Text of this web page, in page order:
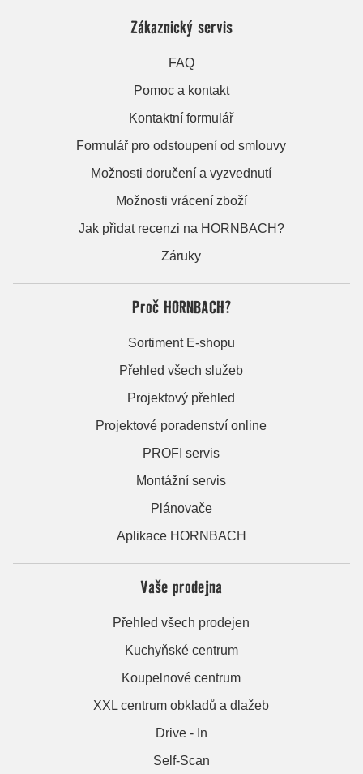
Zákaznický servis
FAQ
Pomoc a kontakt
Kontaktní formulář
Formulář pro odstoupení od smlouvy
Možnosti doručení a vyzvednutí
Možnosti vrácení zboží
Jak přidat recenzi na HORNBACH?
Záruky
Proč HORNBACH?
Sortiment E-shopu
Přehled všech služeb
Projektový přehled
Projektové poradenství online
PROFI servis
Montážní servis
Plánovače
Aplikace HORNBACH
Vaše prodejna
Přehled všech prodejen
Kuchyňské centrum
Koupelnové centrum
XXL centrum obkladů a dlažeb
Drive - In
Self-Scan